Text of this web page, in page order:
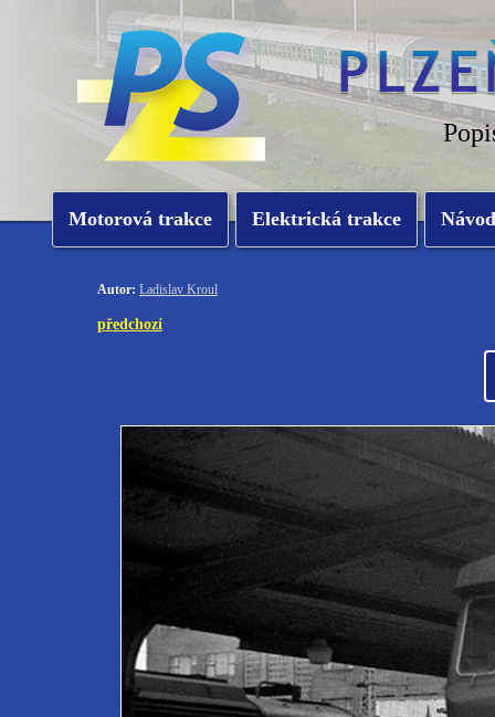
Motorová trakce Elektrická trakce
Autor: Ladislav Kroul
předchozí